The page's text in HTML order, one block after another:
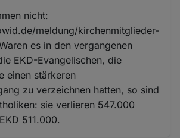
nicht:
meldung/kirchenmitglieder-
es in den vergangenen
EKD-Evangelischen, die
einen stärkeren
zu verzeichnen hatten, so sind
sie verlieren 547.000
511.000.